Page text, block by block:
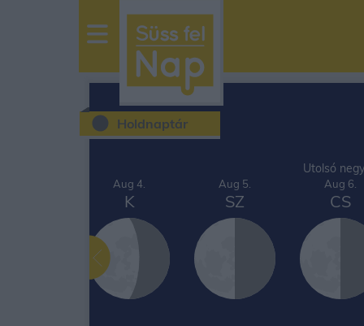
sussfelnap.hu
időjárás
Holdnaptár
Aug 4.
K
Aug 5.
SZ
Utolsó
Aug 6.
CS